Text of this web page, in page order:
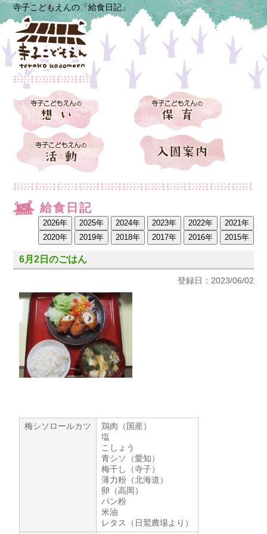
寺子こどもえんの「給食日記」
給食日記
6月2日のごはん
登録日：2023/06/02
梅シソロールカツ
鶏肉（国産）
塩
こしょう
青シソ（愛知）
梅干し（寺子）
薄力粉（北海道）
卵（高岡）
パン粉
米油
レタス（日鷲農場より）